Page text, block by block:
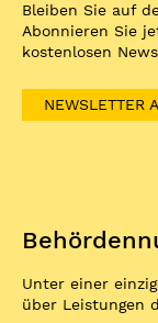
Bleiben Sie auf
Abonnieren Sie
kostenlosen
NEWSLETTER
Unter einer
über Leistungen